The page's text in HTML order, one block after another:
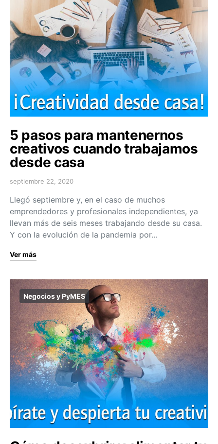
5 pasos para mantenernos
creativos cuando trabajamos
desde casa
septiembre 22, 2020
Llegó septiembre y, en el caso de muchos
emprendedores y profesionales independientes, ya
llevan más de seis meses trabajando desde su casa.
Y con la evolución de la pandemia por…
Ver más
Negocios y PyMES